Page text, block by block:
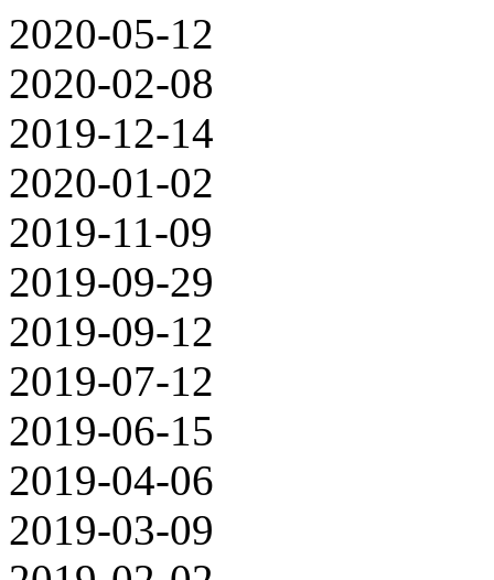
2020-05-12
2020-02-08
2019-12-14
2020-01-02
2019-11-09
2019-09-29
2019-09-12
2019-07-12
2019-06-15
2019-04-06
2019-03-09